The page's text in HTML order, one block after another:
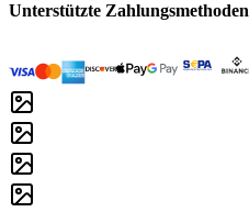
Unterstützte Zahlungsmethoden